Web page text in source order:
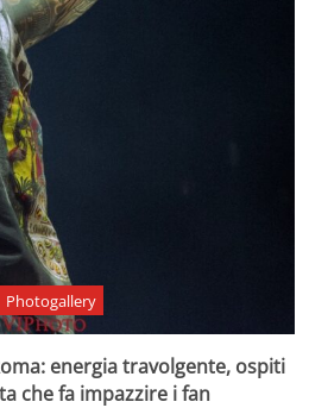
Photogallery
energia travolgente, ospiti
che fa impazzire i fan